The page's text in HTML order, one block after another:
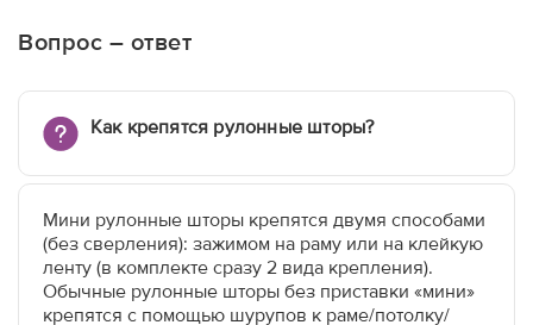
Вопрос – ответ
Как крепятся рулонные шторы?
Мини рулонные шторы крепятся двумя способами
(без сверления): зажимом на раму или на клейкую
ленту (в комплекте сразу 2 вида крепления).
Обычные рулонные шторы без приставки «мини»
крепятся с помощью шурупов к раме/потолку/